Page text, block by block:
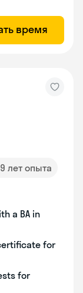
время
лет опыта
a BA in
for
for